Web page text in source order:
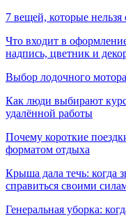
7 вещей, которые нельзя
Что входит в
надпись, цветник и
Выбор лодочного мотора
Как люди выбирают
удалённой работы
Почему короткие
форматом отдыха
Крыша дала течь: когда
справиться своими
Генеральная уборка: